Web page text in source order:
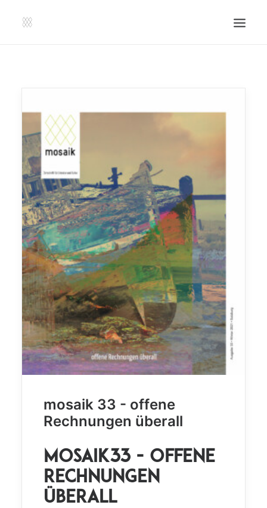
PUBLIKATIONEN
VERANSTALTUNGEN
PRESSE, IMPRESSUM UND KONTAKT
UNTERSTÜTZE UNS!
SEARCH
mosaik 33 - offene
Rechnungen überall
mosaik33 - offene
Rechnungen
überall